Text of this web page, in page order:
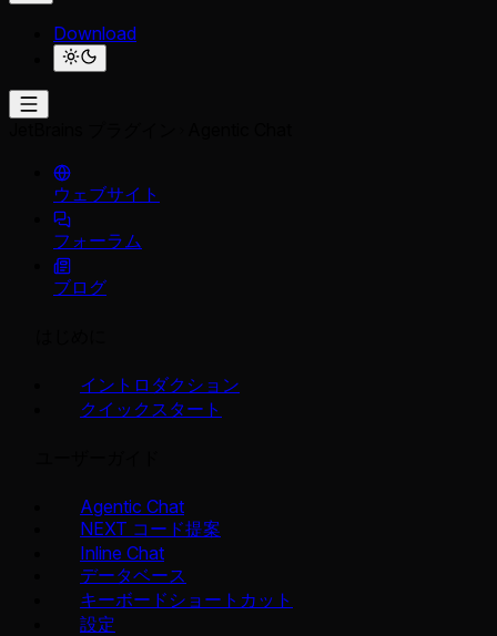
Download
ウェブサイト
フォーラム
ブログ
イントロダクション
クイックスタート
Agentic Chat
NEXT コード提案
Inline Chat
データベース
キーボードショートカット
設定